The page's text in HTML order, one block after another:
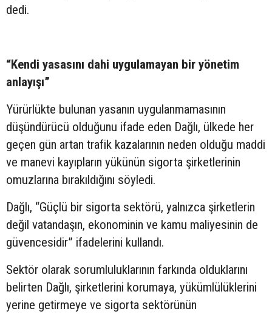
dedi.
“Kendi yasasını dahi uygulamayan bir yönetim
anlayışı”
Yürürlükte bulunan yasanın uygulanmamasının
düşündürücü olduğunu ifade eden Dağlı, ülkede her
geçen gün artan trafik kazalarının neden olduğu maddi
ve manevi kayıpların yükünün sigorta şirketlerinin
omuzlarına bırakıldığını söyledi.
Dağlı, “Güçlü bir sigorta sektörü, yalnızca şirketlerin
değil vatandaşın, ekonominin ve kamu maliyesinin de
güvencesidir” ifadelerini kullandı.
Sektör olarak sorumluluklarının farkında olduklarını
belirten Dağlı, şirketlerini korumaya, yükümlülüklerini
yerine getirmeye ve sigorta sektörünün